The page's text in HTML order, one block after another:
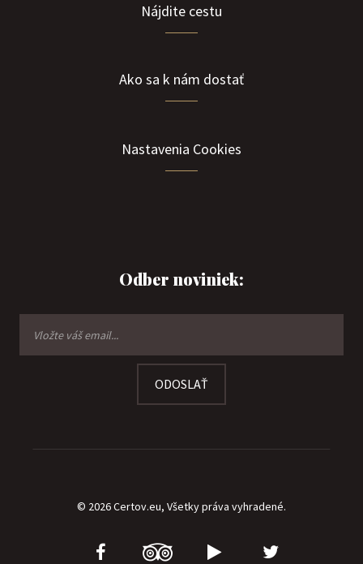
Nájdite cestu
Ako sa k nám dostať
Nastavenia Cookies
Odber noviniek:
ODOSLAŤ
© 2026 Certov.eu, Všetky práva vyhradené.